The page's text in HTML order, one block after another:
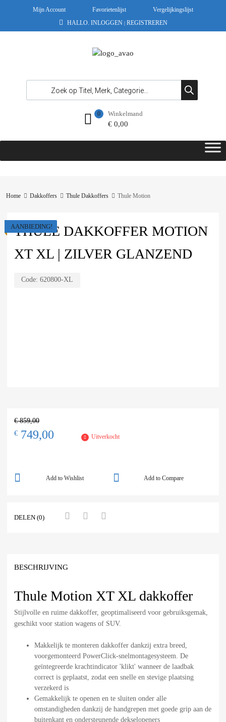
Mijn Account Favorietenlijst
Vergelijkingslijst
HALLO. INLOGGEN | REGISTREREN
Winkelmand
€0,00
0
Home Dakkoffers Thule Dakkoffers Thule Motion
THULE DAKKOFFER MOTION
XT XL | ZILVER GLANZEND
Code: 620800-XL
AANBIEDING!
€859,00
€ 749,00 Uitverkocht
Add to Compare
Add to Wishlist
DELEN (0)
BESCHRIJVING
Thule Motion XT XL dakkoffer
Stijlvolle en ruime dakkoffer, geoptimaliseerd voor gebruiksgemak,
geschikt voor station wagens of SUV.
Makkelijk te monteren dakkoffer dankzij extra breed,
voorgemonteerd PowerClick-snelmontagesysteem. De
geïntegreerde krachtindicator 'klikt' wanneer de laadbak
correct is geplaatst, zodat een snelle en stevige plaatsing
verzekerd is
Gemakkelijk te openen en te sluiten onder alle
omstandigheden dankzij de handgrepen met goede grip aan de
buitenkant en ondersteunende dekselopeners